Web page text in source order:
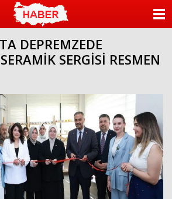
DEPREMZEDE
SERGİSİ RESMEN
KATEGORİLER
FOTO GALERİ
VİDEO GALERİ
KÜNYE